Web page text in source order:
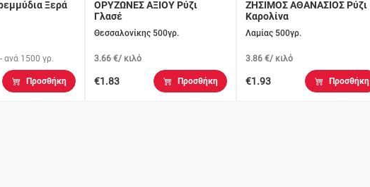
Ξερά
- ανά 1500 γρ.
Προσθήκη
ΟΡΥΖΩΝΕΣ ΑΞΙΟΥ Ρύζι
Γλασέ
Θεσσαλονίκης 500γρ.
3.66 €/ κιλό
€1.83 Προσθήκη
ΖΗΣΙΜΟΣ ΑΘΑΝΑΣΙΟΣ Ρύζι
Καρολίνα
Λαμίας 500γρ.
3.86 €/ κιλό
€1.93 Προσθήκη